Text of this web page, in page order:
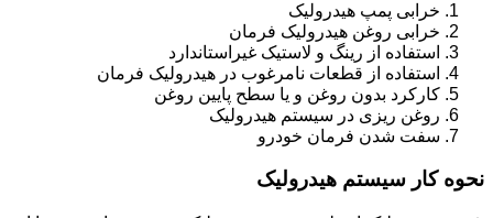
خرابی پمپ هیدرولیک
خرابی روغن هیدرولیک فرمان
استفاده از رینگ و لاستیک غیراستاندارد
استفاده از قطعات نامرغوب در هیدرولیک فرمان
کارکرد بدون روغن و یا سطح پایین روغن
روغن ریزی در سیستم هیدرولیک
سفت شدن فرمان خودرو
نحوه کار سیستم هیدرولیک